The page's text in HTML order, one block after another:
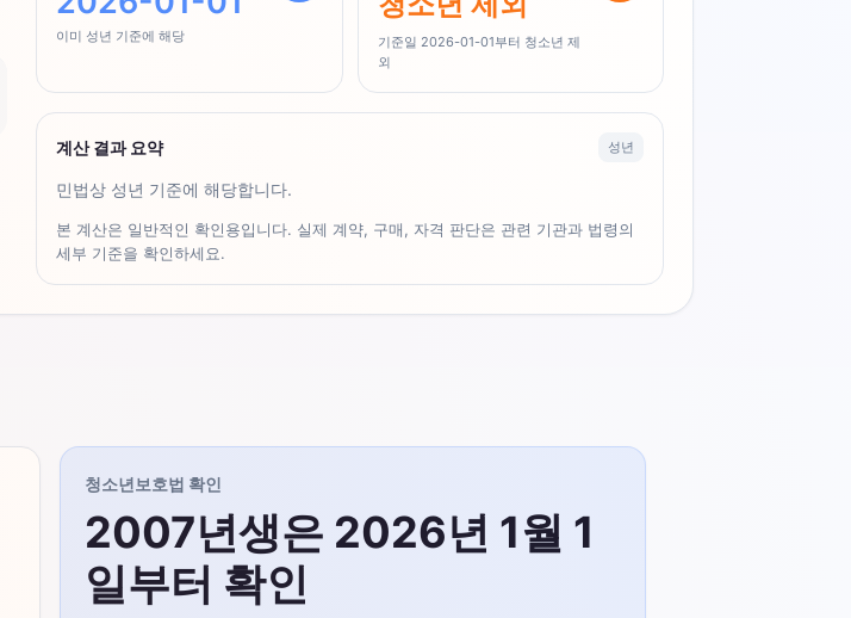
이미 성년 기준에 해당
기준일 2026-01-01부터 청소년 제
외
계산 결과 요약 성년
민법상 성년 기준에 해당합니다.
본 계산은 일반적인 확인용입니다. 실제 계약, 구매, 자격 판단은 관련 기관과 법령의
세부 기준을 확인하세요.
청소년보호법 확인
2007년생은 2026년 1월 1
일부터 확인